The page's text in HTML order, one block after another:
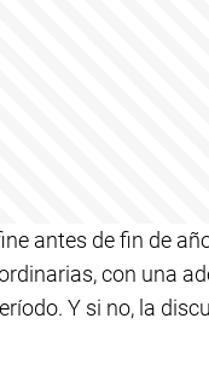
antes de fin de
con una
Y si no, la